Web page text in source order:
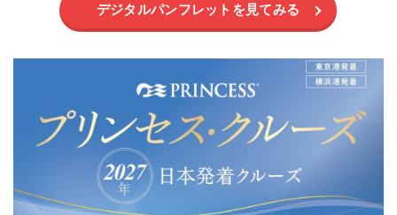
デジタルパンフレットを見てみる